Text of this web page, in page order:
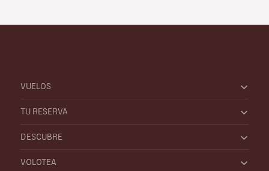
VUELOS
TU RESERVA
DESCUBRE
VOLOTEA